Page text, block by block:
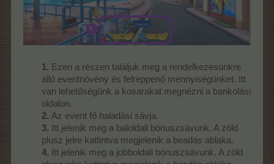
1. Ezen a részen találjuk meg a rendelkezésünkre
álló eventnövény és felreppenő mennyiségünket. Itt
van lehetőségünk a kosarakat megnézni a bankolási
oldalon.
2. Az event fő haladási sávja.
3. Itt jelenik meg a baloldali bónuszsávunk. A zöld
plusz jelre kattintva megjelenik a beadás ablaka.
4. Itt jelenik meg a jobboldali bónuszsávunk. A zöld